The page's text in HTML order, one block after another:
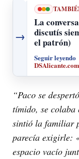
→
La
discutís
el patrón)
Seguir leyendo
DSAlicante.com
“Paco se
tímido, se colaba
sintió la familiar
parecía exigirle:
espacio vacío